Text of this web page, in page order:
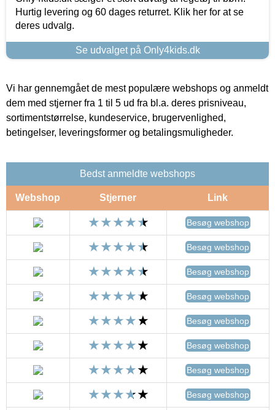
Hurtig levering og 60 dages returret. Klik her for at se
deres udvalg.
Se udvalget på Only4kids.dk
Vi har gennemgået de mest populære webshops og anmeldt
dem med stjerner fra 1 til 5 ud fra bl.a. deres prisniveau,
sortimentstørrelse, kundeservice, brugervenlighed,
betingelser, leveringsformer og betalingsmuligheder.
Bedst anmeldte webshops
Webshop Stjerner Link
Besøg webshop
Besøg webshop
Besøg webshop
Besøg webshop
Besøg webshop
Besøg webshop
Besøg webshop
Besøg webshop